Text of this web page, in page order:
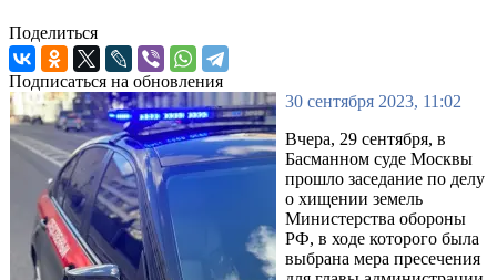
Поделиться
Подписаться на обновления
30 сентября 2023, 11:02
Вчера, 29 сентября, в
Басманном суде Москвы
прошло заседание по делу
о хищении земель
Министерства обороны
РФ, в ходе которого была
выбрана мера пресечения